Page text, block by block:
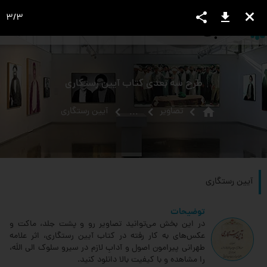
view_headline
طرح سه بعدی کتاب آیین رستگاری
home تصاویر ... آیین رستگاری
آیین رستگاری
توضیحات
در این بخش می‌توانید تصاویر رو و پشت جلد، ماکت و
عکس‌های به کار رفته در کتاب آیین رستگاری، اثر علامه
طهرانی پیرامون اصول و آدابِ لازم در سیرو سلوک الی اللَه،
را مشاهده و با کیفیت بالا دانلود کنید.
close
download
share
3/3